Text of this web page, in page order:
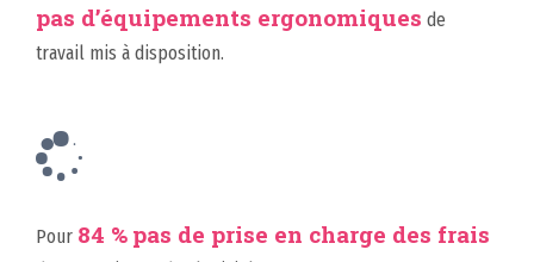
pas d’équipements ergonomiques de
travail mis à disposition.
Pour 84 % pas de prise en charge des frais